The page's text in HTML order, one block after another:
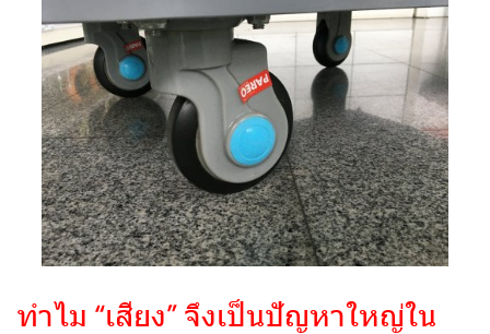
ทำไม “เสียง” จึงเป็นปัญหาใหญ่ใน